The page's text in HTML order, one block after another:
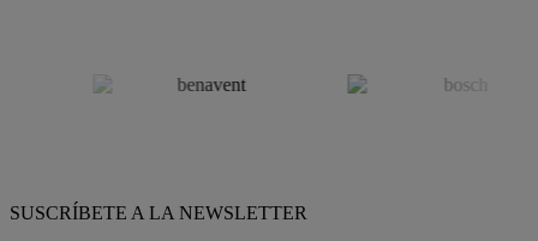
SUSCRÍBETE A LA NEWSLETTER